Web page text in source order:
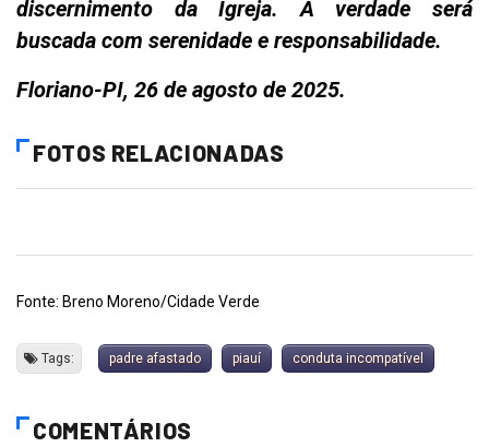
discernimento da Igreja. A verdade será
buscada com serenidade e responsabilidade.
Floriano-PI, 26 de agosto de 2025.
FOTOS RELACIONADAS
Fonte: Breno Moreno/Cidade Verde
Tags: padre afastado piauí conduta incompatível
COMENTÁRIOS